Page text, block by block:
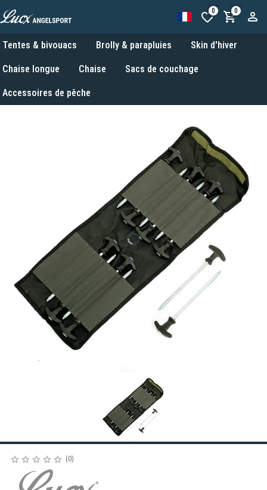
0 0
Tentes & bivouacs Brolly & parapluies Skin d'hiver
Chaise longue Chaise Sacs de couchage
Accessoires de pêche
0